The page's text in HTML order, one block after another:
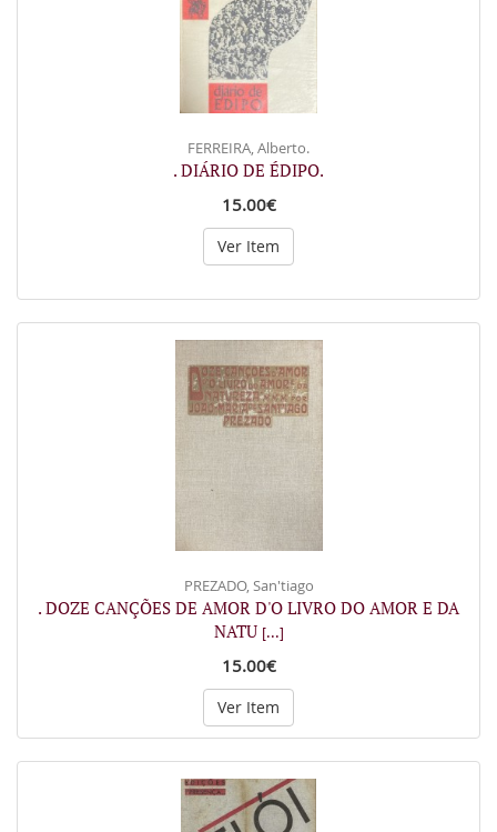
FERREIRA, Alberto.
. DIÁRIO DE ÉDIPO.
15.00€
Ver Item
PREZADO, San'tiago
. DOZE CANÇÕES DE AMOR D'O LIVRO DO AMOR E DA
NATU [...]
15.00€
Ver Item